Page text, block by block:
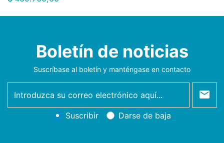
Boletín de noticias
Suscríbase al boletín y manténgase en contacto
newsletter
Suscribir Darse de baja